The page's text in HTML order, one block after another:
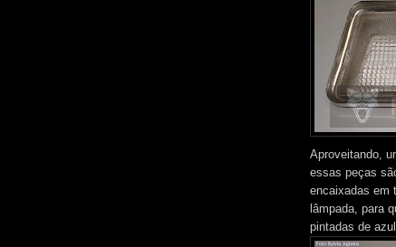
Aproveitando,
essas peças
encaixadas em
lâmpada, para
pintadas de azul.